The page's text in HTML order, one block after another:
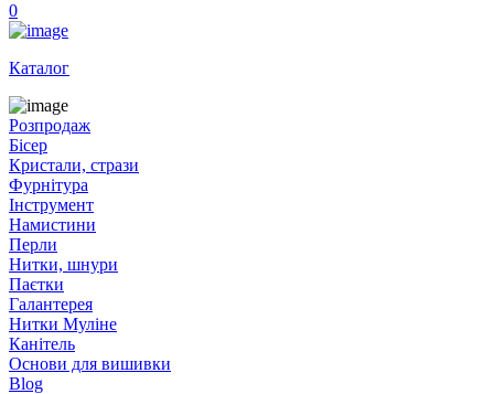
0
Каталог
Розпродаж
Бісер
Кристали, стрази
Фурнітура
Інструмент
Намистини
Перли
Нитки, шнури
Паєтки
Галантерея
Нитки Муліне
Канітель
Основи для вишивки
Blog